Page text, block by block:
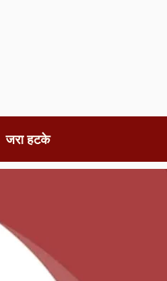
जरा हटके